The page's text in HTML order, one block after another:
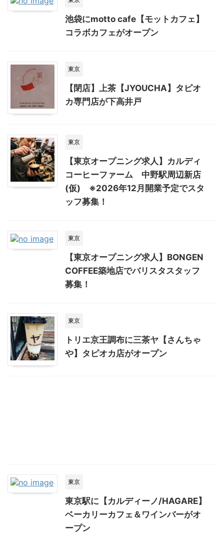
池袋にmotto cafe【モットカフェ】
コラボカフェがオープン
東京
【閉店】上茶【JYOUCHA】タピオ
カ専門店が下高井戸
東京
【東京オープニング求人】カルディ
コーヒーファーム 中野駅周辺新店
(仮) ※2026年12月開業予定でスタ
ッフ募集！
東京
【東京オープニング求人】BONGEN
COFFEE築地店でバリスタスタッフ
募集！
東京
トリエ京王調布に三茶ヤ【さんちゃ
や】タピオカ店がオープン
東京
東京駅に【カルディーノ/HAGARE】
ベーカリーカフェ＆ワインバーがオ
ープン